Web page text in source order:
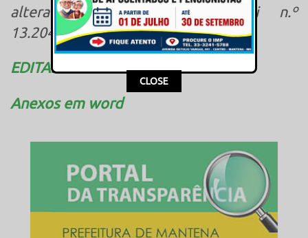
alteração introduzida pela Lei n.º
13.204/2015.
EDITAL FIA
Anexos em word
This popup will close in:
CLOSE